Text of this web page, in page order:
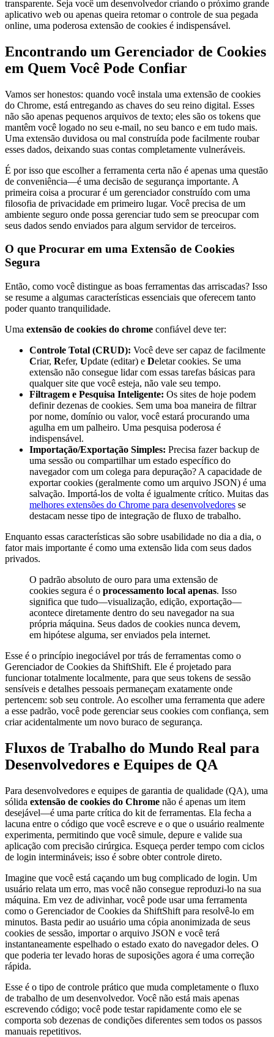
transparente. Seja você um desenvolvedor criando o próximo grande
aplicativo web ou apenas queira retomar o controle de sua pegada
online, uma poderosa extensão de cookies é indispensável.
Encontrando um Gerenciador de Cookies
em Quem Você Pode Confiar
Vamos ser honestos: quando você instala uma extensão de cookies
do Chrome, está entregando as chaves do seu reino digital. Esses
não são apenas pequenos arquivos de texto; eles são os tokens que
mantêm você logado no seu e-mail, no seu banco e em tudo mais.
Uma extensão duvidosa ou mal construída pode facilmente roubar
esses dados, deixando suas contas completamente vulneráveis.
É por isso que escolher a ferramenta certa não é apenas uma questão
de conveniência—é uma decisão de segurança importante. A
primeira coisa a procurar é um gerenciador construído com uma
filosofia de privacidade em primeiro lugar. Você precisa de um
ambiente seguro onde possa gerenciar tudo sem se preocupar com
seus dados sendo enviados para algum servidor de terceiros.
O que Procurar em uma Extensão de Cookies
Segura
Então, como você distingue as boas ferramentas das arriscadas? Isso
se resume a algumas características essenciais que oferecem tanto
poder quanto tranquilidade.
Uma extensão de cookies do chrome confiável deve ter:
Controle Total (CRUD): Você deve ser capaz de facilmente
Criar, Refer, Update (editar) e Deletar cookies. Se uma
extensão não consegue lidar com essas tarefas básicas para
qualquer site que você esteja, não vale seu tempo.
Filtragem e Pesquisa Inteligente: Os sites de hoje podem
definir dezenas de cookies. Sem uma boa maneira de filtrar
por nome, domínio ou valor, você estará procurando uma
agulha em um palheiro. Uma pesquisa poderosa é
indispensável.
Importação/Exportação Simples: Precisa fazer backup de
uma sessão ou compartilhar um estado específico do
navegador com um colega para depuração? A capacidade de
exportar cookies (geralmente como um arquivo JSON) é uma
salvação. Importá-los de volta é igualmente crítico. Muitas das
melhores extensões do Chrome para desenvolvedores se
destacam nesse tipo de integração de fluxo de trabalho.
Enquanto essas características são sobre usabilidade no dia a dia, o
fator mais importante é como uma extensão lida com seus dados
privados.
O padrão absoluto de ouro para uma extensão de
cookies segura é o processamento local apenas. Isso
significa que tudo—visualização, edição, exportação—
acontece diretamente dentro do seu navegador na sua
própria máquina. Seus dados de cookies nunca devem,
em hipótese alguma, ser enviados pela internet.
Esse é o princípio inegociável por trás de ferramentas como o
Gerenciador de Cookies da ShiftShift. Ele é projetado para
funcionar totalmente localmente, para que seus tokens de sessão
sensíveis e detalhes pessoais permaneçam exatamente onde
pertencem: sob seu controle. Ao escolher uma ferramenta que adere
a esse padrão, você pode gerenciar seus cookies com confiança, sem
criar acidentalmente um novo buraco de segurança.
Fluxos de Trabalho do Mundo Real para
Desenvolvedores e Equipes de QA
Para desenvolvedores e equipes de garantia de qualidade (QA), uma
sólida extensão de cookies do Chrome não é apenas um item
desejável—é uma parte crítica do kit de ferramentas. Ela fecha a
lacuna entre o código que você escreve e o que o usuário realmente
experimenta, permitindo que você simule, depure e valide sua
aplicação com precisão cirúrgica. Esqueça perder tempo com ciclos
de login intermináveis; isso é sobre obter controle direto.
Imagine que você está caçando um bug complicado de login. Um
usuário relata um erro, mas você não consegue reproduzi-lo na sua
máquina. Em vez de adivinhar, você pode usar uma ferramenta
como o Gerenciador de Cookies da ShiftShift para resolvê-lo em
minutos. Basta pedir ao usuário uma cópia anonimizada de seus
cookies de sessão, importar o arquivo JSON e você terá
instantaneamente espelhado o estado exato do navegador deles. O
que poderia ter levado horas de suposições agora é uma correção
rápida.
Esse é o tipo de controle prático que muda completamente o fluxo
de trabalho de um desenvolvedor. Você não está mais apenas
escrevendo código; você pode testar rapidamente como ele se
comporta sob dezenas de condições diferentes sem todos os passos
manuais repetitivos.